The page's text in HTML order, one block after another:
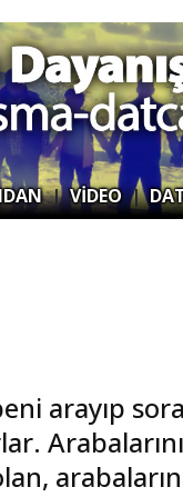
|VİDEO|
arayıp